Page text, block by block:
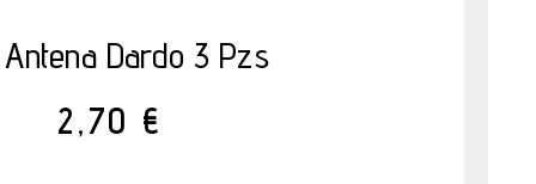
Dardo 3 Pzs
2,70 €